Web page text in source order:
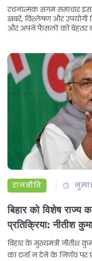
रचनात्मक संगम समाचार
खबरें, विश्लेषण और उपयोगी
और अपने फैसलों को बेहतर
राजनीति
बिहार को विशेष राज्य
प्रतिक्रिया: नीतीश
बिहार के मुख्यमंत्री नीतीश
का दर्जा न देने के निर्णय पर